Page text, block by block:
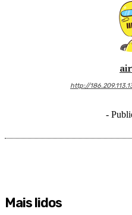
http://
-
Mais lidos